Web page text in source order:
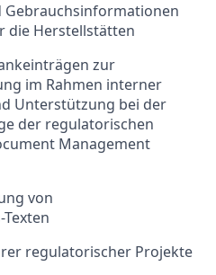
Gebrauchsinformationen
die Herstellstätten
zur
im Rahmen interner
Unterstützung bei der
der regulatorischen
Management
von
regulatorischer Projekte